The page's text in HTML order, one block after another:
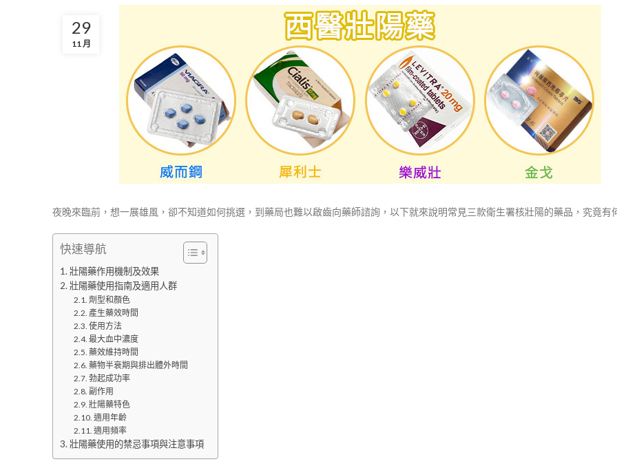
29
11 月
夜晚來臨前，想一展雄風，卻不知道如何挑選，到藥局也難以啟齒向藥師諮詢，以下就來說明常見三款衛生署核壯陽的藥品，究竟有
快速導航
壯陽藥作用機制及效果
壯陽藥使用指南及適用人群
劑型和顏色
產生藥效時間
使用方法
最大血中濃度
藥效維持時間
藥物半衰期與排出體外時間
勃起成功率
副作用
壯陽藥特色
適用年齡
適用頻率
壯陽藥使用的禁忌事項與注意事項